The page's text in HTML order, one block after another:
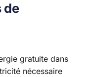
de
gratuite dans
nécessaire